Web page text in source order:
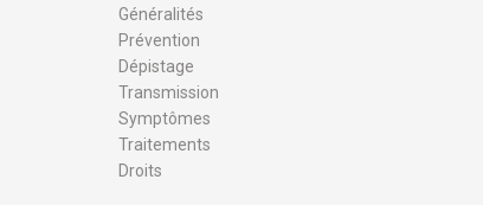
Généralités
Prévention
Dépistage
Transmission
Symptômes
Traitements
Droits